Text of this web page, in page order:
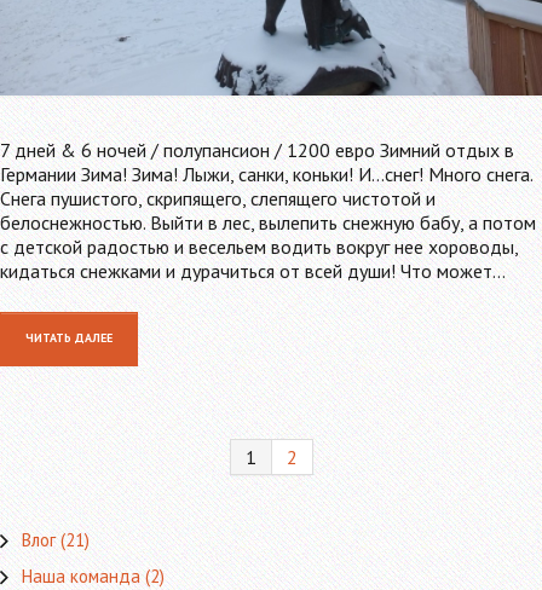
7 дней & 6 ночей / полупансион / 1200 евро Зимний отдых в
Германии Зима! Зима! Лыжи, санки, коньки! И…снег! Много снега.
Снега пушистого, скрипящего, слепящего чистотой и
белоснежностью. Выйти в лес, вылепить снежную бабу, а потом
с детской радостью и весельем водить вокруг нее хороводы,
кидаться снежками и дурачиться от всей души! Что может…
ЧИТАТЬ ДАЛЕЕ
1 2
Влог(21)
Наша команда(2)